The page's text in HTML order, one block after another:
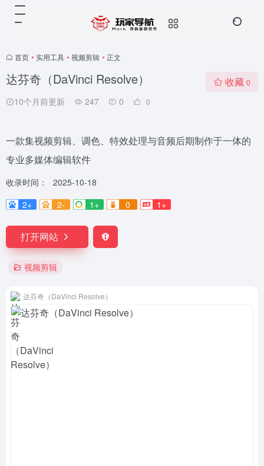
首页 • 实用工具 • 视频剪辑 • 正文
达芬奇（DaVinci Resolve）
10个月前更新 247 0 0
收藏 0
一款集视频剪辑、调色、特效处理与音频后期制作于一体的
专业多媒体编辑软件
收录时间：
2025-10-18
2+
2- 1+ 0 1+
打开网站
视频剪辑
达芬奇（DaVinci Resolve）